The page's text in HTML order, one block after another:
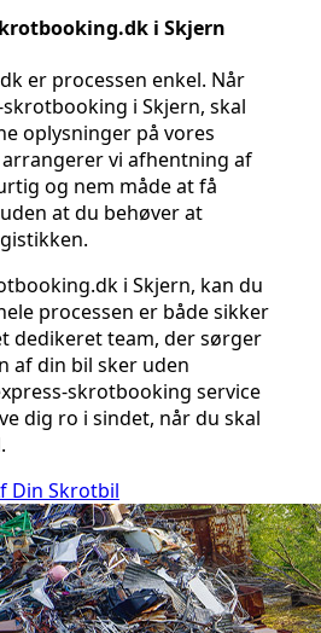
i Skjern
er processen enkel. Når
i Skjern, skal
oplysninger på vores
vi afhentning af
og nem måde at få
at du behøver at
i Skjern, kan du
processen er både sikker
dedikeret team, der sørger
af din bil sker uden
skrotbooking service
dig ro i sindet, når du skal
Din Skrotbil